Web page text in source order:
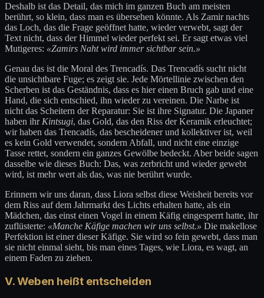
Deshalb ist das Detail, das mich im ganzen Buch am meisten
berührt, so klein, dass man es übersehen könnte. Als Zamir nachts
das Loch, das die Frage geöffnet hatte, wieder verwebt, sagt der
Text nicht, dass der Himmel wieder perfekt sei. Er sagt etwas viel
Mutigeres: «Zamirs Naht wird immer sichtbar sein.»
Genau das ist die Moral des Trencadís. Das Trencadís sucht nicht
die unsichtbare Fuge; es zeigt sie. Jede Mörtellinie zwischen den
Scherben ist das Geständnis, dass es hier einen Bruch gab und eine
Hand, die sich entschied, ihn wieder zu vereinen. Die Narbe ist
nicht das Scheitern der Reparatur: Sie ist ihre Signatur. Die Japaner
haben ihr Kintsugi, das Gold, das den Riss der Keramik erleuchtet;
wir haben das Trencadís, das bescheidener und kollektiver ist, weil
es kein Gold verwendet, sondern Abfall, und nicht eine einzige
Tasse rettet, sondern ein ganzes Gewölbe bedeckt. Aber beide sagen
dasselbe wie dieses Buch: Das, was zerbricht und wieder gewebt
wird, ist mehr wert als das, was nie berührt wurde.
Erinnern wir uns daran, dass Liora selbst diese Weisheit bereits vor
dem Riss auf dem Jahrmarkt des Lichts erhalten hatte, als ein
Mädchen, das einst einen Vogel in einem Käfig eingesperrt hatte, ihr
zuflüsterte: «Manche Käfige machen wir uns selbst.» Die makellose
Perfektion ist einer dieser Käfige. Sie wird so fein gewebt, dass man
sie nicht einmal sieht, bis man eines Tages, wie Liora, es wagt, an
einem Faden zu ziehen.
V. Weben heißt entscheiden